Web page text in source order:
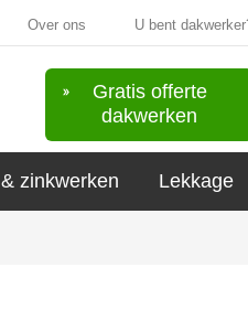
Over ons U bent
Gratis offerte
dakwerken
zinkwerken Lekkage